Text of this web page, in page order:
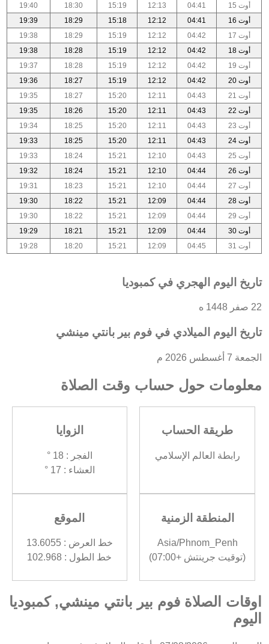
أوت 15
04:41
12:13
15:19
18:30
19:40
أوت 16
04:41
12:12
15:18
18:29
19:39
أوت 17
04:42
12:12
15:19
18:29
19:38
أوت 18
04:42
12:12
15:19
18:28
19:38
أوت 19
04:42
12:12
15:19
18:28
19:37
أوت 20
04:42
12:12
15:19
18:27
19:36
أوت 21
04:43
12:11
15:20
18:27
19:35
أوت 22
04:43
12:11
15:20
18:26
19:35
أوت 23
04:43
12:11
15:20
18:25
19:34
أوت 24
04:43
12:11
15:20
18:25
19:33
أوت 25
04:43
12:10
15:21
18:24
19:33
أوت 26
04:44
12:10
15:21
18:24
19:32
أوت 27
04:44
12:10
15:21
18:23
19:31
أوت 28
04:44
12:09
15:21
18:22
19:30
أوت 29
04:44
12:09
15:21
18:22
19:30
أوت 30
04:44
12:09
15:21
18:21
19:29
أوت 31
04:45
12:09
15:21
18:20
19:28
تاريخ اليوم الهجري في كمبوديا
22 صفر 1448 ه
تاريخ اليوم الميلادي في فوم بير بانتي مينشي
الجمعة 7 أغسطس 2026 م
معلومات حول حساب وقت الصلاة
طريقة الحساب
رابطة العالم الإسلامي
الزوايا
الفجر : 18 °
العشاء : 17 °
المنطقة الزمنية
Asia/Phnom_Penh
(توقيت جرينتش +07:00)
الموقع
خط العرض : 13.6055
خط الطول : 102.968
اوقات الصلاة فوم بير بانتي مينشي, كمبوديا
اليوم